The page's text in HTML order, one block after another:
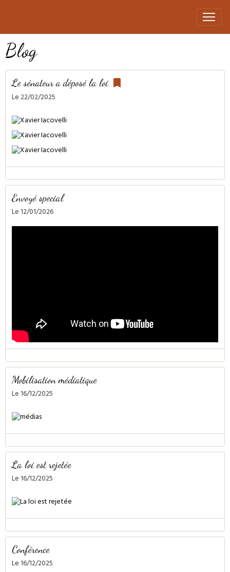
Blog
Le sénateur a déposé la loi
Le 22/02/2025
Envoyé special
Le 12/01/2026
Mobilisation médiatique
Le 16/12/2025
La loi est rejetée
Le 16/12/2025
Conférence
Le 16/12/2025